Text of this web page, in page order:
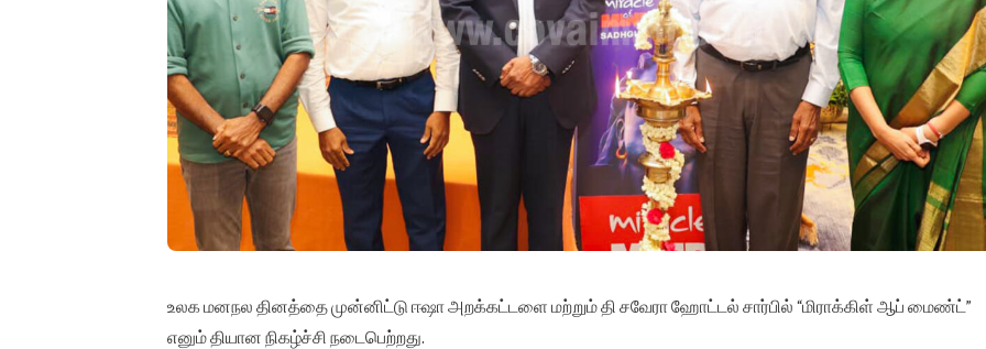
உலக மனநல தினத்தை முன்னிட்டு ஈஷா அறக்கட்டளை மற்றும் தி சவேரா ஹோட்டல் சார்பில் “மிராக்கிள் ஆப் மைண்ட்”
எனும் தியான நிகழ்ச்சி நடைபெற்றது.